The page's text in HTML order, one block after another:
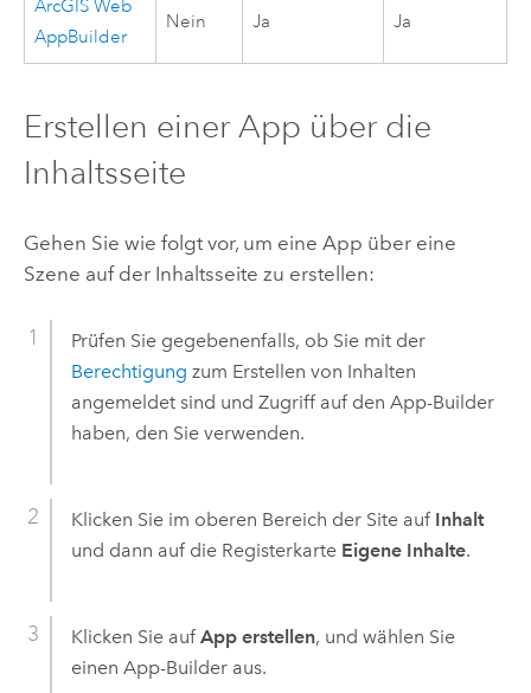
ArcGIS Web
AppBuilder
Nein Ja Ja
Erstellen einer App über die
Inhaltsseite
Gehen Sie wie folgt vor, um eine App über eine
Szene auf der Inhaltsseite zu erstellen:
Prüfen Sie gegebenenfalls, ob Sie mit der
Berechtigung zum Erstellen von Inhalten
angemeldet sind und Zugriff auf den App-Builder
haben, den Sie verwenden.
Klicken Sie im oberen Bereich der Site auf Inhalt
und dann auf die Registerkarte Eigene Inhalte.
Klicken Sie auf App erstellen, und wählen Sie
einen App-Builder aus.